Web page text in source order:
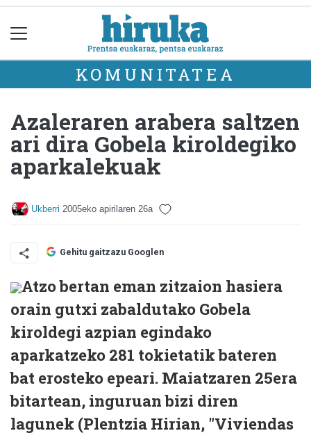
KOMUNITATEA
Azaleraren arabera saltzen
ari dira Gobela kiroldegiko
aparkalekuak
Ukberri 2005eko apirilaren 26a
Gehitu gaitzazu Googlen
Atzo bertan eman zitzaion hasiera
orain gutxi zabaldutako Gobela
kiroldegi azpian egindako
aparkatzeko 281 tokietatik bateren
bat erosteko epeari. Maiatzaren 25era
bitartean, inguruan bizi diren
lagunek (Plentzia Hirian, "Viviendas